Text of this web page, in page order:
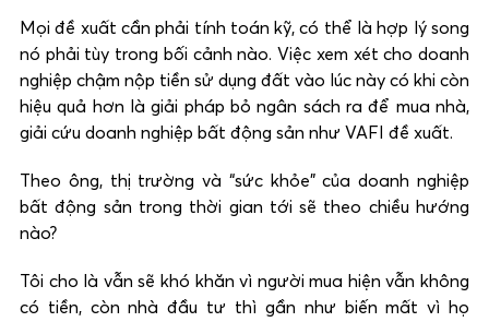
Mọi đề xuất cần phải tính toán kỹ, có thể là hợp lý song
nó phải tùy trong bối cảnh nào. Việc xem xét cho doanh
nghiệp chậm nộp tiền sử dụng đất vào lúc này có khi còn
hiệu quả hơn là giải pháp bỏ ngân sách ra để mua nhà,
giải cứu doanh nghiệp bất động sản như VAFI đề xuất.
Theo ông, thị trường và “sức khỏe” của doanh nghiệp
bất động sản trong thời gian tới sẽ theo chiều hướng
nào?
Tôi cho là vẫn sẽ khó khăn vì người mua hiện vẫn không
có tiền, còn nhà đầu tư thì gần như biến mất vì họ